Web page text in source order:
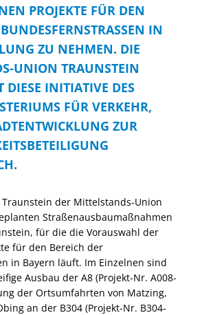
PROJEKTE FÜR DEN
IN B
ZU NEHMEN. DIE M
UNION TRAUNSTEIN U
INITIATIVE DES B
FÜR VERKEHR, B
ZUR Ö
A
der Mittelstands-Union
Straßenausbaumaßnahmen
für die die Vorauswahl der
für den Bereich der
in Bayern läuft. Im Einzelnen sind
Ausbau der A8 (Projekt-Nr. A008-
der Ortsumfahrten von Matzing,
an der B304 (Projekt-Nr. B304-